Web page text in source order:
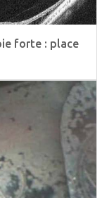
forte : place